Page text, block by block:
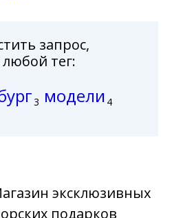
запрос,
тег:
3 модели 4
эксклюзивных
подарков